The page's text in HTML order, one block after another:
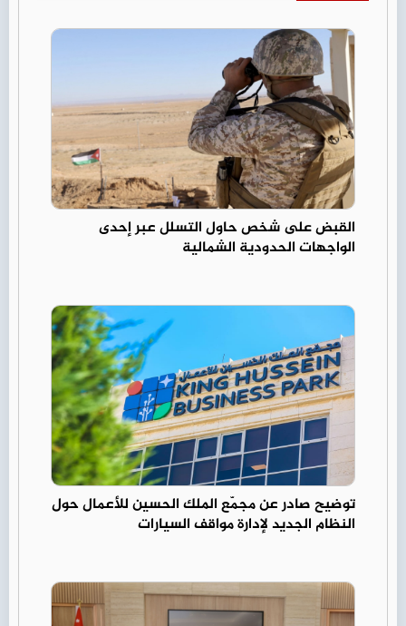
القبض على شخص حاول التسلل عبر إحدى
الواجهات الحدودية الشمالية
توضيح صادر عن مجمّع الملك الحسين للأعمال حول
النظام الجديد لإدارة مواقف السيارات